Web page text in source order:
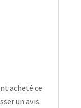
acheté ce
un avis.